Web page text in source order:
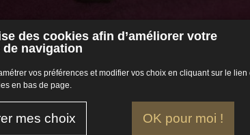
des cookies afin d’améliorer votre
de navigation
vos préférences et modifier vos choix en cliquant sur le lien
en bas de page.
mes choix OK pour moi !